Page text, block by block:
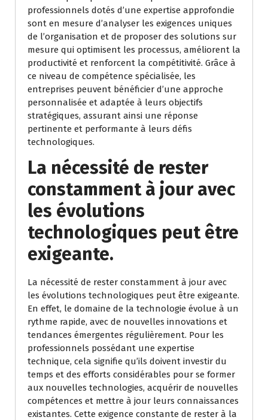
professionnels dotés d’une expertise approfondie
sont en mesure d’analyser les exigences uniques
de l’organisation et de proposer des solutions sur
mesure qui optimisent les processus, améliorent la
productivité et renforcent la compétitivité. Grâce à
ce niveau de compétence spécialisée, les
entreprises peuvent bénéficier d’une approche
personnalisée et adaptée à leurs objectifs
stratégiques, assurant ainsi une réponse
pertinente et performante à leurs défis
technologiques.
La nécessité de rester
constamment à jour avec
les évolutions
technologiques peut être
exigeante.
La nécessité de rester constamment à jour avec
les évolutions technologiques peut être exigeante.
En effet, le domaine de la technologie évolue à un
rythme rapide, avec de nouvelles innovations et
tendances émergentes régulièrement. Pour les
professionnels possédant une expertise
technique, cela signifie qu’ils doivent investir du
temps et des efforts considérables pour se former
aux nouvelles technologies, acquérir de nouvelles
compétences et mettre à jour leurs connaissances
existantes. Cette exigence constante de rester à la